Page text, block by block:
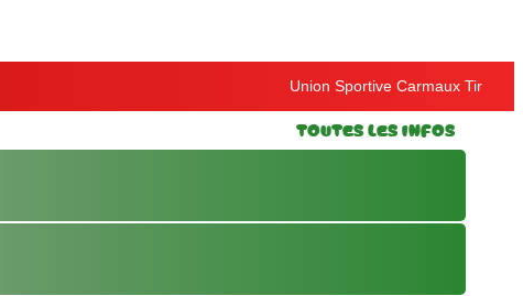
Union Sportive Carmaux Tir
Toutes les Infos